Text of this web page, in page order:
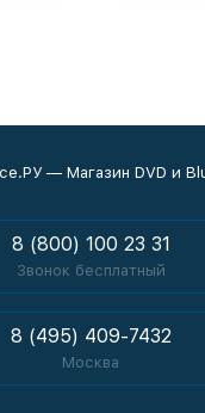
— Магазин DVD и
8 (800) 100 23 31
Звонок бесплатный
8 (495) 409-7432
Москва